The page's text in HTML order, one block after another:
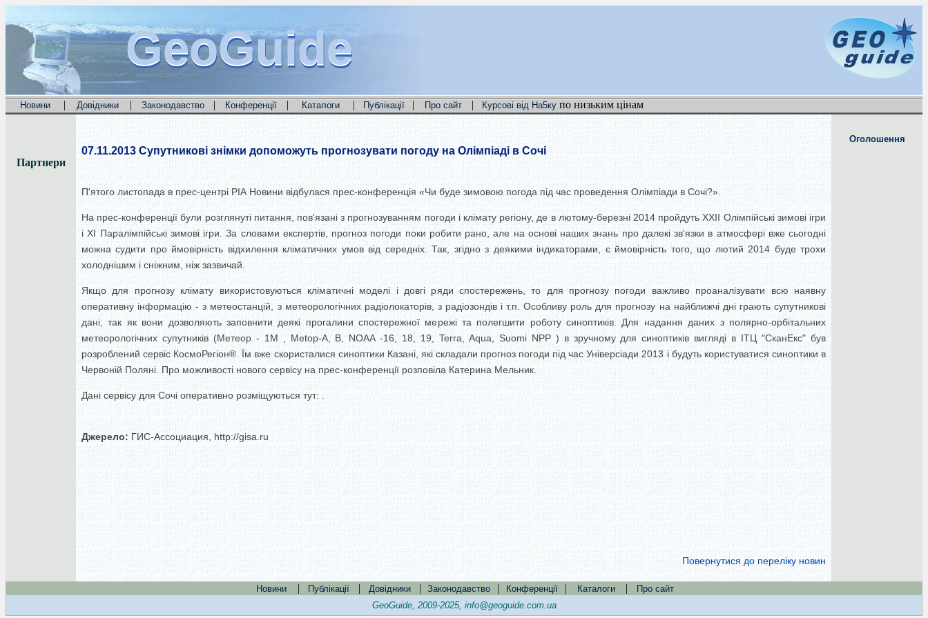
GeoGuide
GeoGuide
GeoGuide
Новини | Довідники | Законодавство | Конференції | Каталоги | Публікації | Про сайт | Курсові від На5ку по низьким цінам
Партнери
07.11.2013 Супутникові знімки допоможуть прогнозувати погоду на Олімпіаді в Сочі
П'ятого листопада в прес-центрі РІА Новини відбулася прес-конференція «Чи буде зимовою погода під час проведення Олімпіади в Сочі?».
На прес-конференції були розглянуті питання, пов'язані з прогнозуванням погоди і клімату регіону, де в лютому-березні 2014 пройдуть ХХII Олімпійські зимові ігри
і XI Паралімпійські зимові ігри. За словами експертів, прогноз погоди поки робити рано, але на основі наших знань про далекі зв'язки в атмосфері вже сьогодні
можна судити про ймовірність відхилення кліматичних умов від середніх. Так, згідно з деякими індикаторами, є ймовірність того, що лютий 2014 буде трохи
холоднішим і сніжним, ніж зазвичай.
Якщо для прогнозу клімату використовуються кліматичні моделі і довгі ряди спостережень, то для прогнозу погоди важливо проаналізувати всю наявну
оперативну інформацію - з метеостанцій, з метеорологічних радіолокаторів, з радіозондів і т.п. Особливу роль для прогнозу на найближчі дні грають супутникові
дані, так як вони дозволяють заповнити деякі прогалини спостережної мережі та полегшити роботу синоптиків. Для надання даних з полярно-орбітальних
метеорологічних супутників (Метеор - 1М , Metop-A, B, NOAA -16, 18, 19, Terra, Aqua, Suomi NPP ) в зручному для синоптиків вигляді в ІТЦ "СканЕкс" був
розроблений сервіс КосмоРегіон®. Їм вже скористалися синоптики Казані, які складали прогноз погоди під час Універсіади 2013 і будуть користуватися синоптики в
Червоній Поляні. Про можливості нового сервісу на прес-конференції розповіла Катерина Мельник.
Дані сервісу для Сочі оперативно розміщуються тут: .
Джерело: ГИС-Ассоциация, http://gisa.ru
Повернутися до переліку новин
Оголошення
Новини | Публікації | Довідники | Законодавство | Конференції | Каталоги |
Про сайт
GeoGuide, 2009-2025, info@geoguide.com.ua